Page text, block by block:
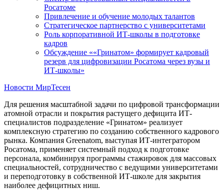
Росатоме
Привлечение и обучение молодых талантов
Стратегическое партнерство с университетами
Роль корпоративной ИТ-школы в подготовке
кадров
Обсуждение ««Гринатом» формирует кадровый
резерв для цифровизации Росатома через вузы и
ИТ-школы»
Новости МирТесен
Для решения масштабной задачи по цифровой трансформации
атомной отрасли и покрытия растущего дефицита ИТ-
специалистов подразделение «Гринатом» реализует
комплексную стратегию по созданию собственного кадрового
рынка. Компания Greenatom, выступая ИТ-интегратором
Росатома, применяет системный подход к подготовке
персонала, комбинируя программы стажировок для массовых
специальностей, сотрудничество с ведущими университетами
и переподготовку в собственной ИТ-школе для закрытия
наиболее дефицитных ниш.